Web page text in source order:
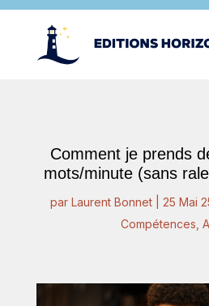
Comment je prends
mots/minute (sans
par Laurent Bonnet| 25 Mai
Compétences ,